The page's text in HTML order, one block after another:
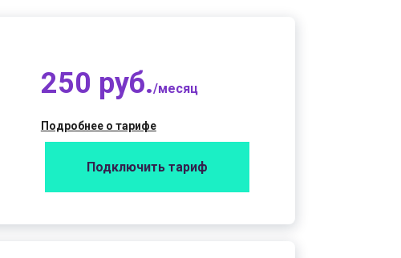
250 руб./месяц
Подробнее о тарифе
Подключить тариф